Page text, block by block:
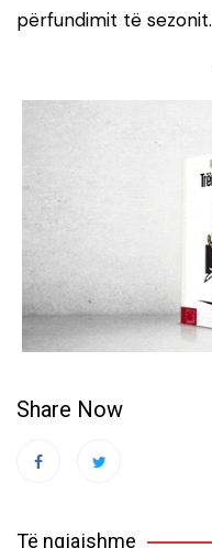
përfundimit të sezonit.
Share Now
Të ngjajshme